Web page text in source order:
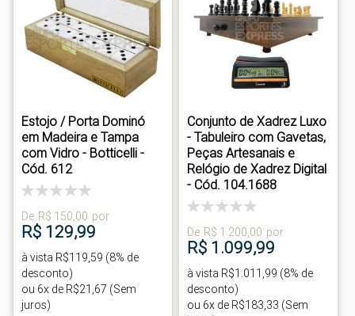
Estojo / Porta Dominó
em Madeira e Tampa
com Vidro - Botticelli -
Cód. 612
Classificação:
De R$ 150,00 por
R$ 129,99
à vista R$119,59 (8% de
desconto)
ou 6x de R$21,67 (Sem
juros)
Conjunto de Xadrez Luxo
- Tabuleiro com Gavetas,
Peças Artesanais e
Relógio de Xadrez Digital
- Cód. 104.1688
Classificação:
De R$ 1.200,00 por
R$ 1.099,99
à vista R$1.011,99 (8% de
desconto)
ou 6x de R$183,33 (Sem